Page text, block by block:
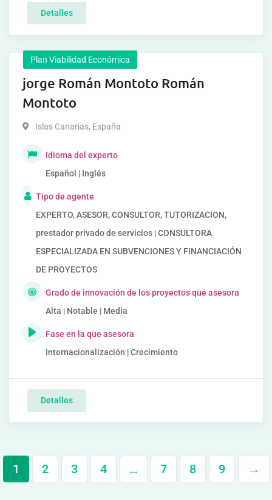
Detalles
Plan Viabilidad Económica
jorge Román Montoto Román
Montoto
Islas Canarias, España
Idioma del experto
Español | Inglés
Tipo de agente
EXPERTO, ASESOR, CONSULTOR, TUTORIZACION,
prestador privado de servicios | CONSULTORA
ESPECIALIZADA EN SUBVENCIONES Y FINANCIACIÓN
DE PROYECTOS
Grado de innovación de los proyectos que asesora
Alta | Notable | Media
Fase en la que asesora
Internacionalización | Crecimiento
Detalles
1 2 3 4 … 7 8 9 →